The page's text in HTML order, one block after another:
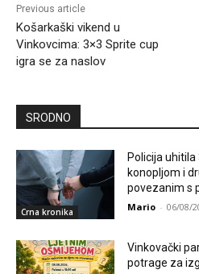
Previous article
Košarkaški vikend u
Vinkovcima: 3×3 Sprite cup
igra se za naslov
SRODNO
Crna kronika
Policija
konopljom i
povezanim s
Mario - 06/08/
Vinkovački
potrage za